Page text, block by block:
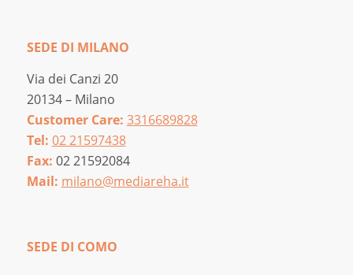
SEDE DI MILANO
Via dei Canzi 20
20134 – Milano
Customer Care: 3316689828
Tel: 02 21597438
Fax: 02 21592084
Mail: milano@mediareha.it
SEDE DI COMO